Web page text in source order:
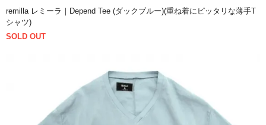
remilla レミーラ｜Depend Tee (ダックブルー)(重ね着にピッタリな薄手T
シャツ)
SOLD OUT